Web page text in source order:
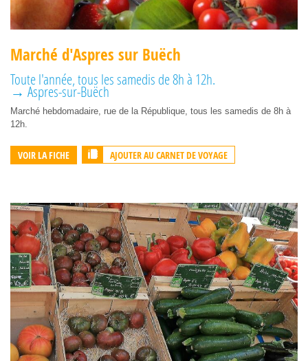
Marché d'Aspres sur Buëch
Toute l'année, tous les samedis de 8h à 12h.
→ Aspres-sur-Buëch
Marché hebdomadaire, rue de la République, tous les samedis de 8h à
12h.
VOIR LA FICHE AJOUTER AU CARNET DE VOYAGE